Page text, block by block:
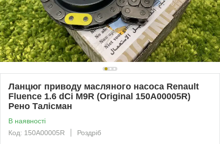
Ланцюг приводу масляного насоса Renault
Fluence 1.6 dCi M9R (Original 150A00005R)
Рено Талісман
В наявності
Код: 150A00005R
Роздріб